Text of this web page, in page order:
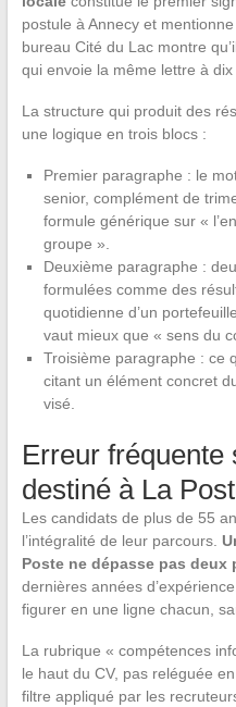
postule à Annecy et
bureau Cité du Lac montre
qui envoie la même lettre à
La structure qui produit des
une logique en trois blocs :
Premier paragraphe : le
senior, complément de
formule générique sur «
groupe ».
Deuxième paragraphe :
formulées comme des
quotidienne d’un
vaut mieux que « sens du
Troisième paragraphe : ce
citant un élément concret
visé.
Erreur
destiné à La
Les candidats de plus de 55
l’intégralité de leur parcours.
Poste ne dépasse pas deux
dernières années
figurer en une ligne chacun,
La rubrique « compétences
le haut du CV, pas reléguée
filtre appliqué par les